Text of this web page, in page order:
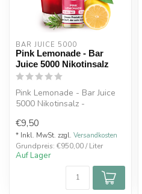
BAR JUICE 5000
Pink Lemonade - Bar
Juice 5000 Nikotinsalz
Pink Lemonade - Bar Juice
5000 Nikotinsalz -
Lemonade. Ein Kla...
€9,50
* Inkl. MwSt. zzgl. Versandkosten
Grundpreis: €950,00 / Liter
Auf Lager